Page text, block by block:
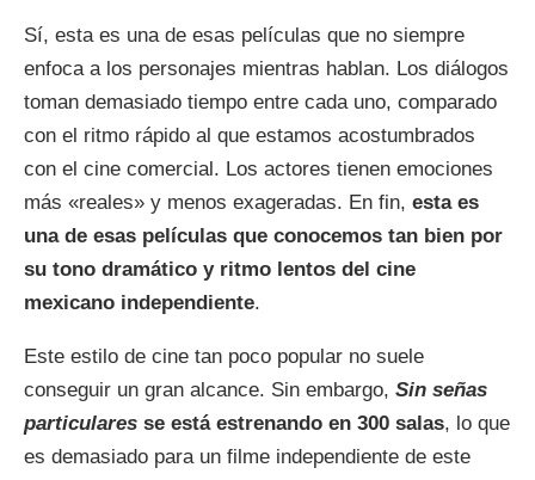
Sí, esta es una de esas películas que no siempre
enfoca a los personajes mientras hablan. Los diálogos
toman demasiado tiempo entre cada uno, comparado
con el ritmo rápido al que estamos acostumbrados
con el cine comercial. Los actores tienen emociones
más «reales» y menos exageradas. En fin, esta es
una de esas películas que conocemos tan bien por
su tono dramático y ritmo lentos del cine
mexicano independiente.
Este estilo de cine tan poco popular no suele
conseguir un gran alcance. Sin embargo, Sin señas
particulares se está estrenando en 300 salas, lo que
es demasiado para un filme independiente de este